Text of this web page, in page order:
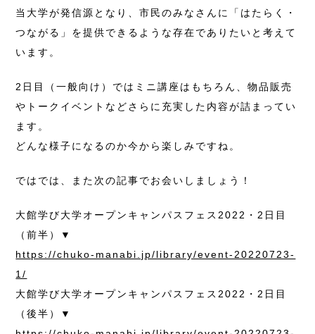
当大学が発信源となり、市民のみなさんに「はたらく・
つながる」を提供できるような存在でありたいと考えて
います。
2日目（一般向け）ではミニ講座はもちろん、物品販売
やトークイベントなどさらに充実した内容が詰まってい
ます。
どんな様子になるのか今から楽しみですね。
ではでは、また次の記事でお会いしましょう！
大館学び大学オープンキャンパスフェス2022・2日目
（前半）▼
https://chuko-manabi.jp/library/event-20220723-
1/
大館学び大学オープンキャンパスフェス2022・2日目
（後半）▼